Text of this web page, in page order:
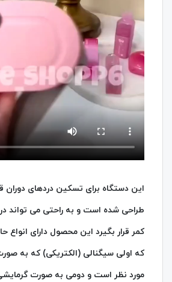
این دستگاه برای تسکین دردهای دوران
طراحی شده است و به راحتی می تواند
کمر قرار بگیرد این محصول دارای انواع
که اولی سیگنالی (الکتریکی) که به
مورد نظر است و دومی به صورت